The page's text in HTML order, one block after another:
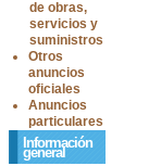
de obras,
servicios y
suministros
Otros
anuncios
oficiales
Anuncios
particulares
Información
general